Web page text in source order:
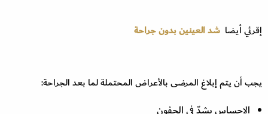
إقرئي أيضا شد العينين بدون جراحة
يجب أن يتم إبلاغ المرضى بالأعراض المحتملة لما بعد الجراحة:
الإحساس بشدّ في الجفون